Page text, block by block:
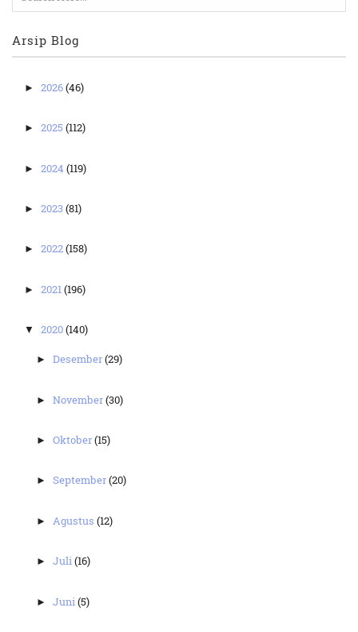
Arsip Blog
► 2026(46)
► 2025 (112)
► 2024 (119)
► 2023(81)
► 2022(158)
► 2021 (196)
▼ 2020(140)
►Desember(29)
►November(30)
►Oktober(15)
►September(20)
► Agustus(12)
►Juli(16)
►Juni(5)